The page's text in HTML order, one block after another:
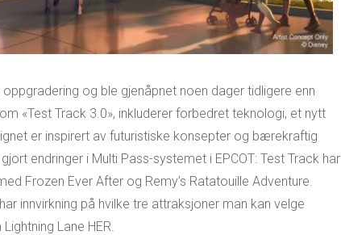
og ble gjenåpnet noen dager tidligere enn
«Test Track 3.0», inkluderer forbedret teknologi, et nytt
er inspirert av futuristiske konsepter og bærekraftig
endringer i Multi Pass-systemet i EPCOT: Test Track har
Frozen Ever After og Remy’s Ratatouille Adventure.
innvirkning på hvilke tre attraksjoner man kan velge
Lane HER.